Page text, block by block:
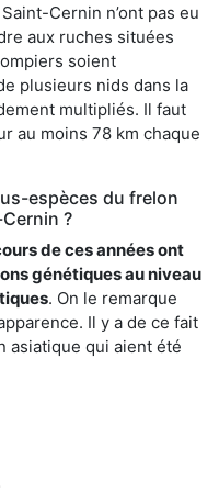
Cernin n’ont pas eu
aux ruches situées
soient
plusieurs nids dans la
multipliés. Il faut
au moins 78 km chaque
espèces du frelon
?
de ces années ont
génétiques au niveau
. On le remarque
Il y a de ce fait
asiatique qui aient été